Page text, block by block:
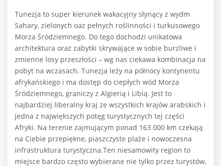
Tunezja to super kierunek wakacyjny słynący z wydm
Sahary, zielonych oaz pełnych roślinności i turkusowego
Morza Śródziemnego. Do tego dochodzi unikatowa
architektura oraz zabytki skrywające w sobie burzliwe i
zmienne losy przeszłości – wg nas ciekawa kombinacja na
pobyt na wczasach. Tunezja leży na północy kontynentu
afrykańskiego i ma dostęp do ciepłych wód Morza
Śródziemnego, graniczy z Algierią i Libią. Jest to
najbardziej liberalny kraj ze wszystkich krajów arabskich i
jedna z największych potęg turystycznych tej części
Afryki. Na terenie zajmującym ponad 163 000 km czekają
na Ciebie przepiękne, piaszczyste plaże i nowoczesna
infrastruktura turystyczna.Ten niesamowity region to
miejsce bardzo często wybierane nie tylko przez turystów,